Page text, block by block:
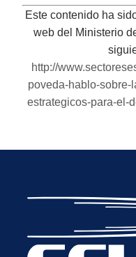
Este contenido ha
web del Ministerio
http://
poveda-hablo-sobre-
estrategicos-para-el-